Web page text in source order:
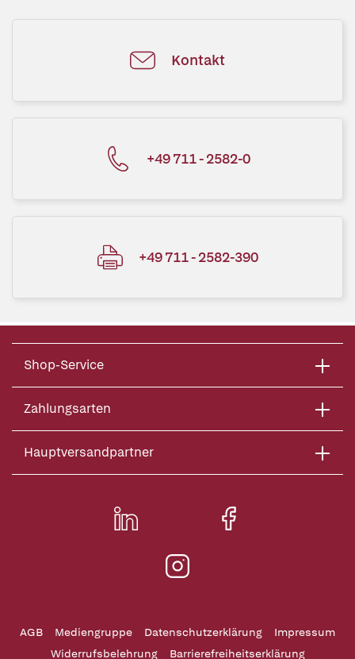
Kontakt
+49 711 - 2582-0
+49 711 - 2582-390
Shop-Service
Zahlungsarten
Hauptversandpartner
AGB Mediengruppe Datenschutzerklärung
Impressum
Widerrufsbelehrung
Barrierefreiheitserklärung